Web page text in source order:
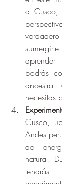
a Cusco,
podrás
necesitas
Cusco,
Andes
de
natural.